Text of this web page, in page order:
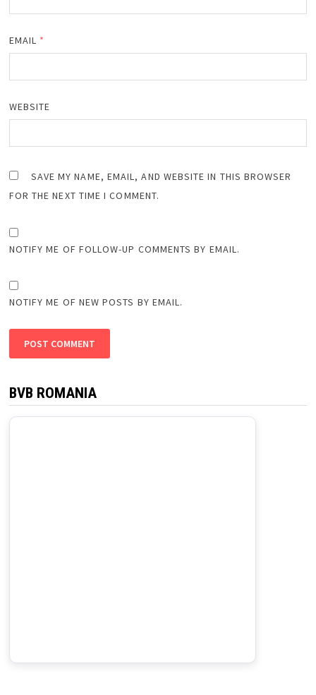
EMAIL *
WEBSITE
SAVE MY NAME, EMAIL, AND WEBSITE IN THIS BROWSER
FOR THE NEXT TIME I COMMENT.
NOTIFY ME OF FOLLOW-UP COMMENTS BY EMAIL.
NOTIFY ME OF NEW POSTS BY EMAIL.
BVB ROMANIA